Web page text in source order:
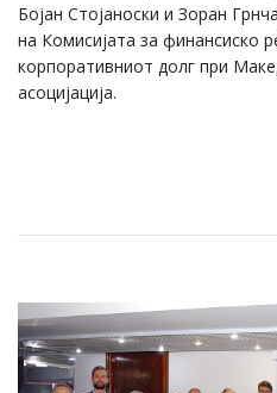
Бојан Стојаноски и Зоран
на Комисијата за финансиско
корпоративниот долг при
асоцијација.